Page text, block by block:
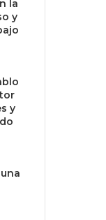
la
y
y